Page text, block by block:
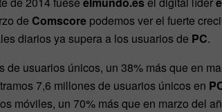
de Comscore podemos ver el fuerte
diarios ya supera a los usuarios de PC.
de usuarios únicos, un 38% más que en
7,6 millones de usuarios únicos en
móviles, un 70% más que en marzo del